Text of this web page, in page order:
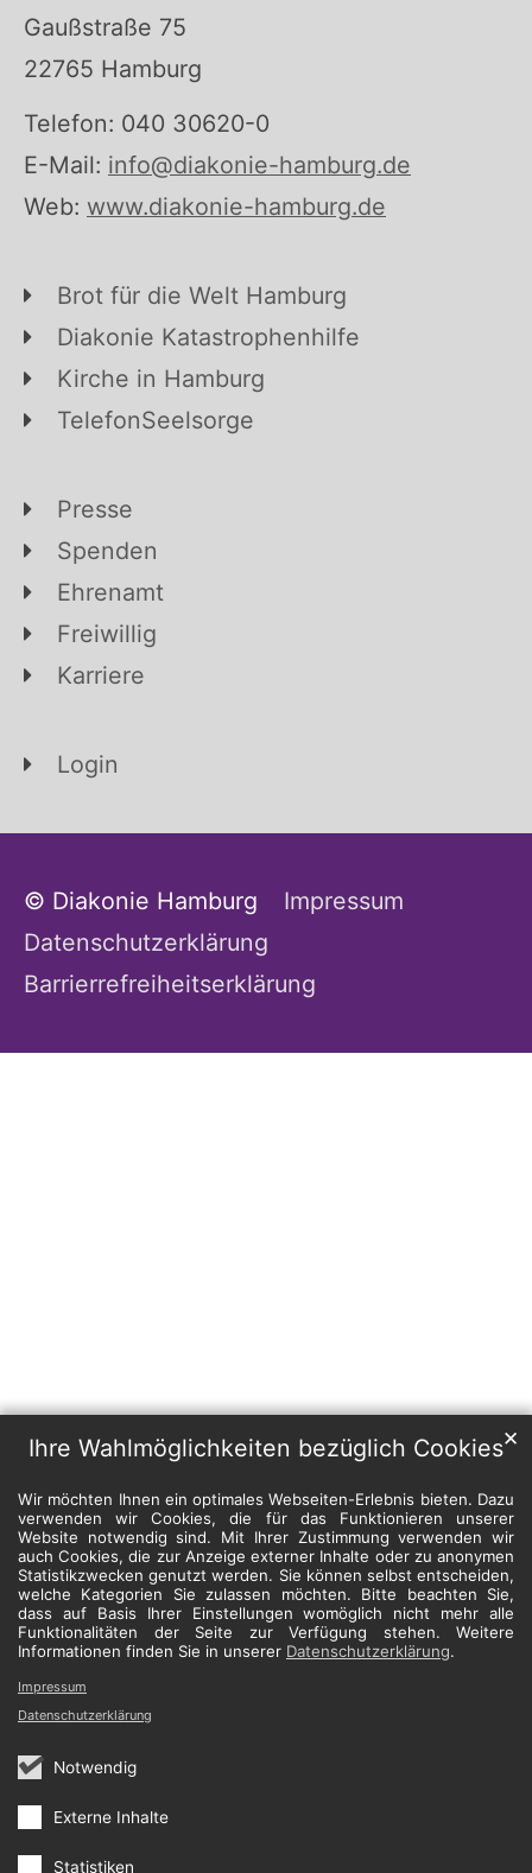
Ihre Wahlmöglichkeiten bezüglich Cookies
Wir möchten Ihnen ein optimales Webseiten-Erlebnis bieten. Dazu
verwenden wir Cookies, die für das Funktionieren unserer
Website notwendig sind. Mit Ihrer Zustimmung verwenden wir
auch Cookies, die zur Anzeige externer Inhalte oder zu anonymen
Statistikzwecken genutzt werden. Sie können selbst entscheiden,
welche Kategorien Sie zulassen möchten. Bitte beachten Sie,
dass auf Basis Ihrer Einstellungen womöglich nicht mehr alle
Funktionalitäten der Seite zur Verfügung stehen. Weitere
Informationen finden Sie in unserer Datenschutzerklärung.
Notwendig
Externe Inhalte
Statistiken
✕
Impressum
Datenschutzerklärung
Gaußstraße 75
22765 Hamburg
Telefon: 040 30620-0
E-Mail: info@diakonie-hamburg.de
Web: www.diakonie-hamburg.de
Brot für die Welt Hamburg
Diakonie Katastrophenhilfe
Kirche in Hamburg
TelefonSeelsorge
Presse
Spenden
Ehrenamt
Freiwillig
Karriere
Login
© Diakonie Hamburg
Impressum
Datenschutzerklärung
Barrierrefreiheitserklärung